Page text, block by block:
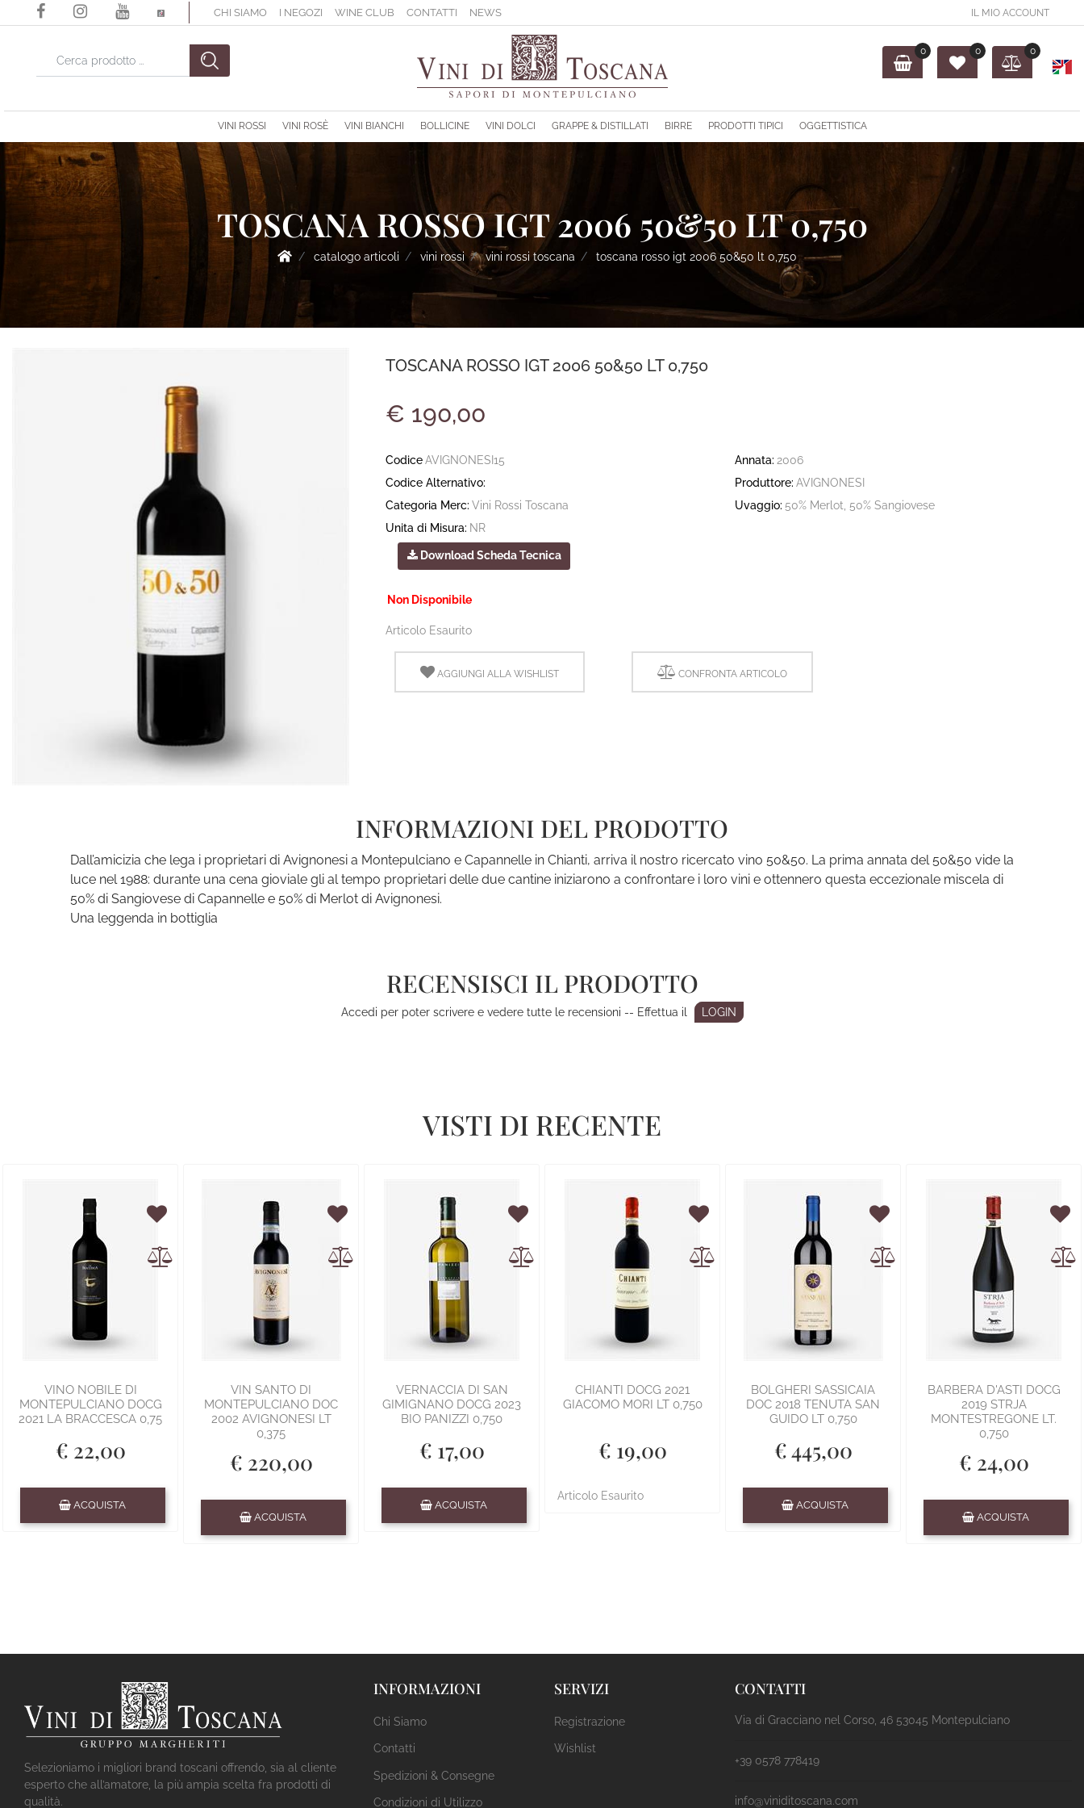
CHI SIAMO I NEGOZI WINE CLUB CONTATTI NEWS IL MIO ACCOUNT
La modifica di un filtro aggiorna automaticamente gli altri filtri disponibili. 0 0 0
VINI ROSSI VINI ROSÈ VINI BIANCHI BOLLICINE VINI DOLCI GRAPPE & DISTILLATI BIRRE PRODOTTI TIPICI OGGETTISTICA
TOSCANA ROSSO IGT 2006 50&50 LT 0,750
catalogo articoli vini rossi vini rossi toscana toscana rosso igt 2006 50&50 lt 0,750
TOSCANA ROSSO IGT 2006 50&50 LT 0,750
€ 190,00
CodiceAVIGNONESI15
Codice Alternativo:
Categoria Merc: Vini Rossi Toscana
Unita di Misura: NR
Annata: 2006
Produttore: AVIGNONESI
Uvaggio: 50% Merlot, 50% Sangiovese
Download Scheda Tecnica
Non Disponibile
Articolo Esaurito
AGGIUNGI ALLA WISHLIST CONFRONTA ARTICOLO
INFORMAZIONI DEL PRODOTTO
Dall’amicizia che lega i proprietari di Avignonesi a Montepulciano e Capannelle in Chianti, arriva il nostro ricercato vino 50&50. La prima annata del 50&50 vide la
luce nel 1988: durante una cena gioviale gli al tempo proprietari delle due cantine iniziarono a confrontare i loro vini e ottennero questa eccezionale miscela di
50% di Sangiovese di Capannelle e 50% di Merlot di Avignonesi.
Una leggenda in bottiglia
RECENSISCI IL PRODOTTO
Accedi per poter scrivere e vedere tutte le recensioni -- Effettua il LOGIN
VISTI DI RECENTE
VINO NOBILE DI
MONTEPULCIANO DOCG
2021 LA BRACCESCA 0,75
€ 22,00
ACQUISTA
VIN SANTO DI
MONTEPULCIANO DOC
2002 AVIGNONESI LT
0,375
€ 220,00
ACQUISTA
VERNACCIA DI SAN
GIMIGNANO DOCG 2023
BIO PANIZZI 0,750
€ 17,00
ACQUISTA
CHIANTI DOCG 2021
GIACOMO MORI LT 0,750
€ 19,00
Articolo Esaurito
BOLGHERI SASSICAIA
DOC 2018 TENUTA SAN
GUIDO LT 0,750
€ 445,00
ACQUISTA
BARBERA D'ASTI DOCG
2019 STRJA
MONTESTREGONE LT.
0,750
€ 24,00
ACQUISTA
Selezioniamo i migliori brand toscani offrendo, sia al cliente
esperto che all’amatore, la più ampia scelta fra prodotti di
qualità.
INFORMAZIONI
Chi Siamo
Contatti
Spedizioni & Consegne
Condizioni di Utilizzo
SERVIZI
Registrazione
Wishlist
CONTATTI
Via di Gracciano nel Corso, 46 53045 Montepulciano
+39 0578 778419
info@viniditoscana.com